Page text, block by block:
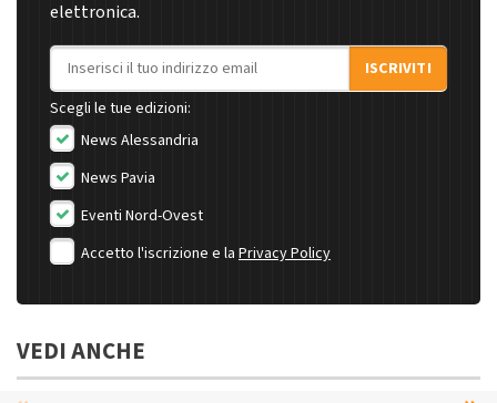
elettronica.
Indirizzo email
ISCRIVITI
Scegli le tue edizioni:
News Alessandria
News Pavia
Eventi Nord-Ovest
Accetto l'iscrizione e la Privacy Policy
VEDI ANCHE